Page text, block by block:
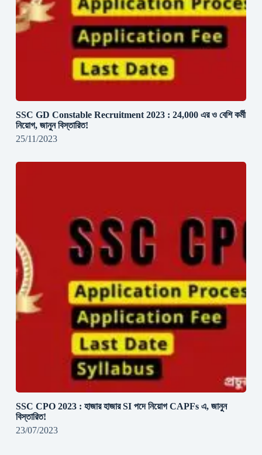
SSC GD Constable Recruitment 2023 : 24,000 এর ও বেশি কর্মী
নিয়োগ, জানুন বিস্তারিত!
25/11/2023
SSC CPO 2023 : হাজার হাজার SI পদে নিয়োগ CAPFs এ, জানুন
বিস্তারিত!
23/07/2023